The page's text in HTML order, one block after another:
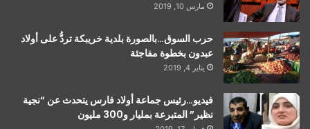
مارس 10, 2019
حرب السوق…بالصورة بلدية خريبكة تردُّ على أولاد
عبدون بخطوة مفاجئة
يناير 4, 2019
فيديو…رئيس جماعة أولاد فارس يتحدث عن “نجية
نظير” المتبرعة بمليار و300 مليون